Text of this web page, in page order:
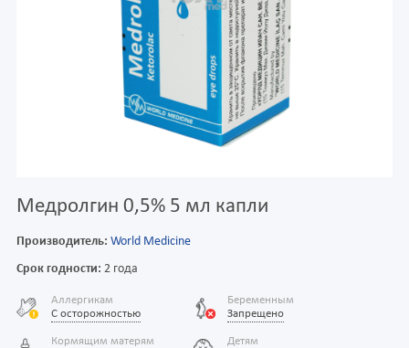
Медролгин 0,5% 5 мл капли
Производитель: World Medicine
Срок годности: 2 года
Аллергикам
С осторожностью
Беременным
Запрещено
Кормящим матерям
Детям